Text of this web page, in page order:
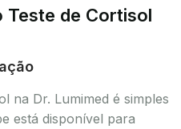
Teste de Cortisol
na Dr. Lumimed é simples
está disponível para